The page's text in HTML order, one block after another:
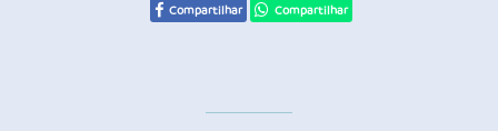
Compartilhar Compartilhar